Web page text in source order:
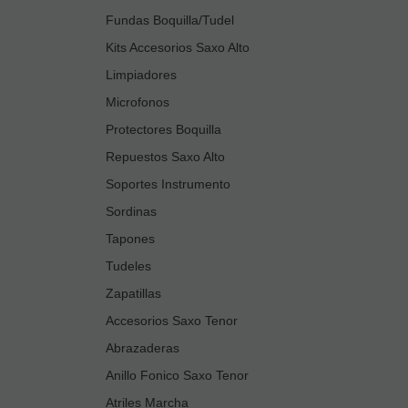
Fundas Boquilla/Tudel
Kits Accesorios Saxo Alto
Limpiadores
Microfonos
Protectores Boquilla
Repuestos Saxo Alto
Soportes Instrumento
Sordinas
Tapones
Tudeles
Zapatillas
Accesorios Saxo Tenor
Abrazaderas
Anillo Fonico Saxo Tenor
Atriles Marcha